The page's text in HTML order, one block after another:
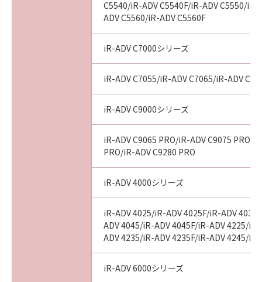
C5540/iR-ADV C5540F/iR-ADV C5550/iR-
ADV C5560/iR-ADV C5560F
iR-ADV C7000シリーズ
iR-ADV C7055/iR-ADV C7065/iR-ADV
iR-ADV C9000シリーズ
iR-ADV C9065 PRO/iR-ADV C9075 PRO/
PRO/iR-ADV C9280 PRO
iR-ADV 4000シリーズ
iR-ADV 4025/iR-ADV 4025F/iR-ADV
ADV 4045/iR-ADV 4045F/iR-ADV 4225/
ADV 4235/iR-ADV 4235F/iR-ADV 4245/iR-
iR-ADV 6000シリーズ